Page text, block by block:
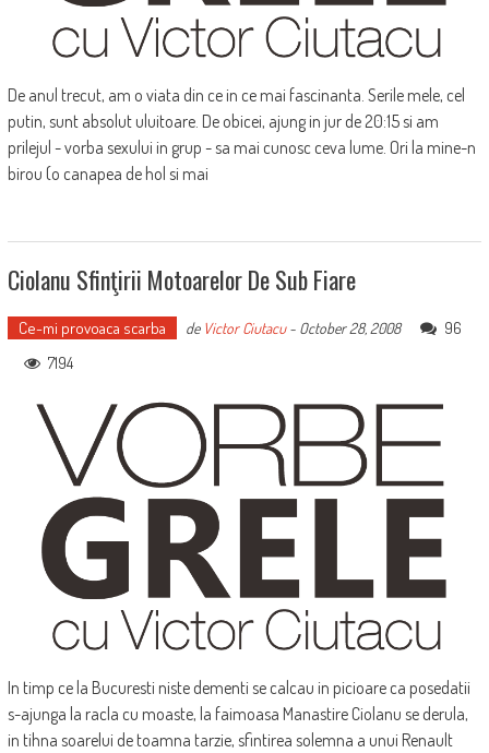
De anul trecut, am o viata din ce in ce mai fascinanta. Serile mele, cel
putin, sunt absolut uluitoare. De obicei, ajung in jur de 20:15 si am
prilejul - vorba sexului in grup - sa mai cunosc ceva lume. Ori la mine-n
birou (o canapea de hol si mai
Ciolanu Sfinţirii Motoarelor De Sub Fiare
Ce-mi provoaca scarba de Victor Ciutacu- October 28, 2008
96
7194
In timp ce la Bucuresti niste dementi se calcau in picioare ca posedatii
s-ajunga la racla cu moaste, la faimoasa Manastire Ciolanu se derula,
in tihna soarelui de toamna tarzie, sfintirea solemna a unui Renault